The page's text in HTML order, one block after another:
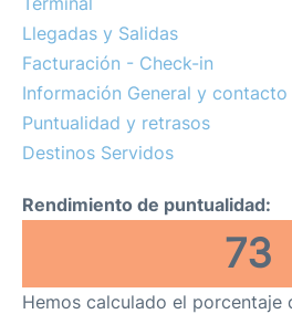
Aparcamiento
Más info +
Llegadas y Salidas
Facturación - Check-in
Información General y contacto
Puntualidad y retrasos
Destinos Servidos
Rendimiento de puntualidad:
73
Hemos calculado el porcentaje